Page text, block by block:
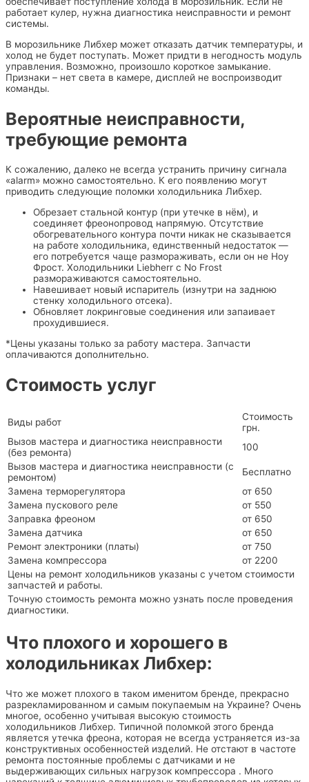
работает кулер, нужна диагностика неисправности и ремонт
системы.
В морозильнике Либхер может отказать датчик температуры, и
холод не будет поступать. Может придти в негодность модуль
управления. Возможно, произошло короткое замыкание.
Признаки – нет света в камере, дисплей не воспроизводит
команды.
Вероятные неисправности,
требующие ремонта
К сожалению, далеко не всегда устранить причину сигнала
«alarm» можно самостоятельно. К его появлению могут
приводить следующие поломки холодильника Либхер.
Обрезает стальной контур (при утечке в нём), и
соединяет фреонопровод напрямую. Отсутствие
обогревательного контура почти никак не сказывается
на работе холодильника, единственный недостаток —
его потребуется чаще размораживать, если он не Ноу
Фрост. Холодильники Liebherr с No Frost
размораживаются самостоятельно.
Навешивает новый испаритель (изнутри на заднюю
стенку холодильного отсека).
Обновляет локринговые соединения или запаивает
прохудившиеся.
*Цены указаны только за работу мастера. Запчасти
оплачиваются дополнительно.
Стоимость услуг
Виды работ
Стоимость
грн.
Вызов мастера и диагностика неисправности
(без ремонта)
100
Вызов мастера и диагностика неисправности (с
ремонтом)
Бесплатно
Замена терморегулятора
от 650
Замена пускового реле
от 550
Заправка фреоном
от 650
Замена датчика
от 650
Ремонт электроники (платы)
от 750
Замена компрессора
от 2200
Цены на ремонт холодильников указаны с учетом стоимости
запчастей и работы.
Точную стоимость ремонта можно узнать после проведения
диагностики.
Что плохого и хорошего в
холодильниках Либхер:
Что же может плохого в таком именитом бренде, прекрасно
разрекламированном и самым покупаемым на Украине? Очень
многое, особенно учитывая высокую стоимость
холодильников Либхер. Типичной поломкой этого бренда
является утечка фреона, которая не всегда устраняется из-за
конструктивных особенностей изделий. Не отстают в частоте
ремонта постоянные проблемы с датчиками и не
выдерживающих сильных нагрузок компрессора . Много